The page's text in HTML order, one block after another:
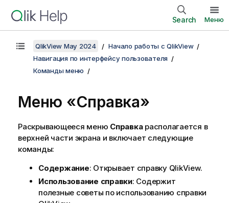
Search Меню
QlikView May 2024
Начало работы с QlikView
Навигация по интерфейсу пользователя
Команды меню
Меню «Справка»
Раскрывающееся меню Справкарасполагается в
верхней части экрана и включает следующие
команды:
Содержание: Открывает справку QlikView.
Использование справки: Содержит
полезные советы по использованию справки